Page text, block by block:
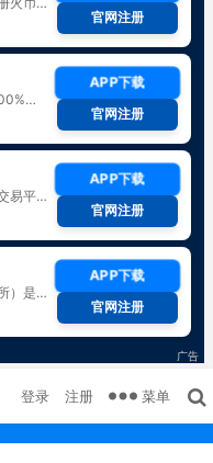
登录 注册 菜单